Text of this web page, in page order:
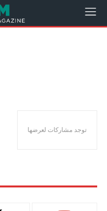
توجد مشاركات لعرضها